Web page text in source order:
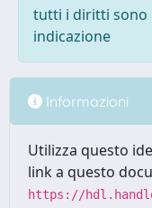
tutti i diritti sono
indicazione
Informazioni
Utilizza questo
link a questo
https://